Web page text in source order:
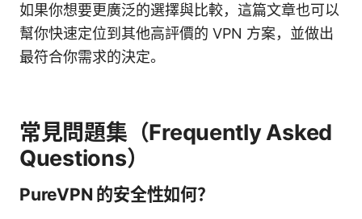
如果你想要更廣泛的選擇與比較，這篇文章也可以
幫你快速定位到其他高評價的 VPN 方案，並做出
最符合你需求的決定。
常見問題集（Frequently Asked
Questions）
PureVPN 的安全性如何？